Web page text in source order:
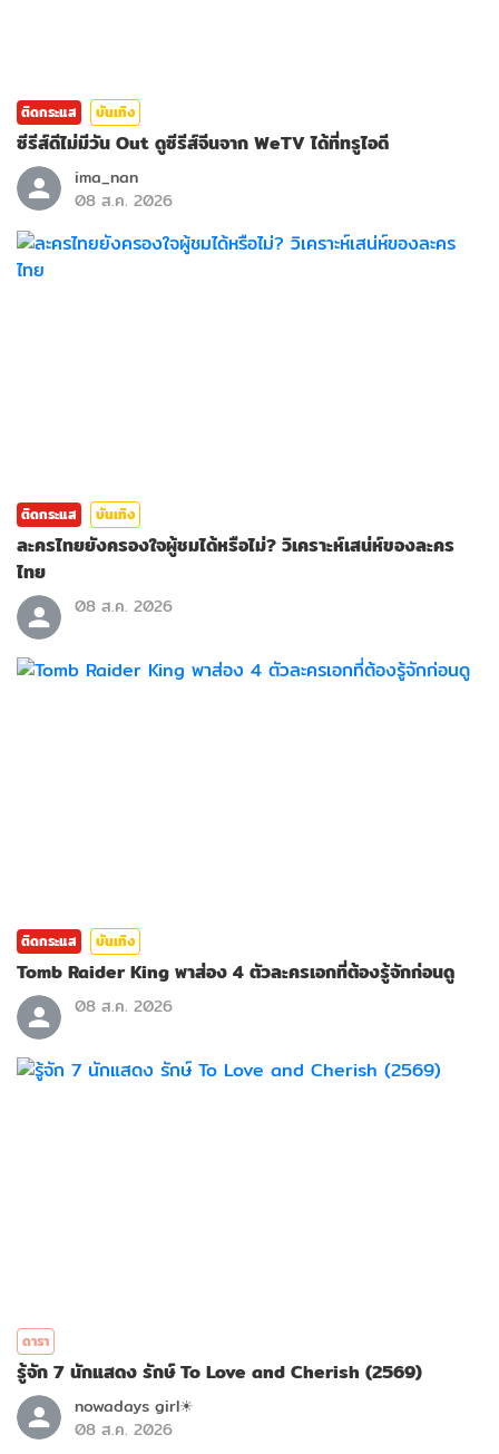
ติดกระแส บันเทิง
ซีรีส์ดีไม่มีวัน Out ดูซีรีส์จีนจาก WeTV ได้ที่ทรูไอดี
ima_nan
08 ส.ค. 2026
ติดกระแส บันเทิง
ละครไทยยังครองใจผู้ชมได้หรือไม่? วิเคราะห์เสน่ห์ของละคร
ไทย
08 ส.ค. 2026
ติดกระแส บันเทิง
Tomb Raider King พาส่อง 4 ตัวละครเอกที่ต้องรู้จักก่อนดู
08 ส.ค. 2026
ดารา
รู้จัก 7 นักแสดง รักษ์ To Love and Cherish (2569)
nowadays girl☀︎︎
08 ส.ค. 2026